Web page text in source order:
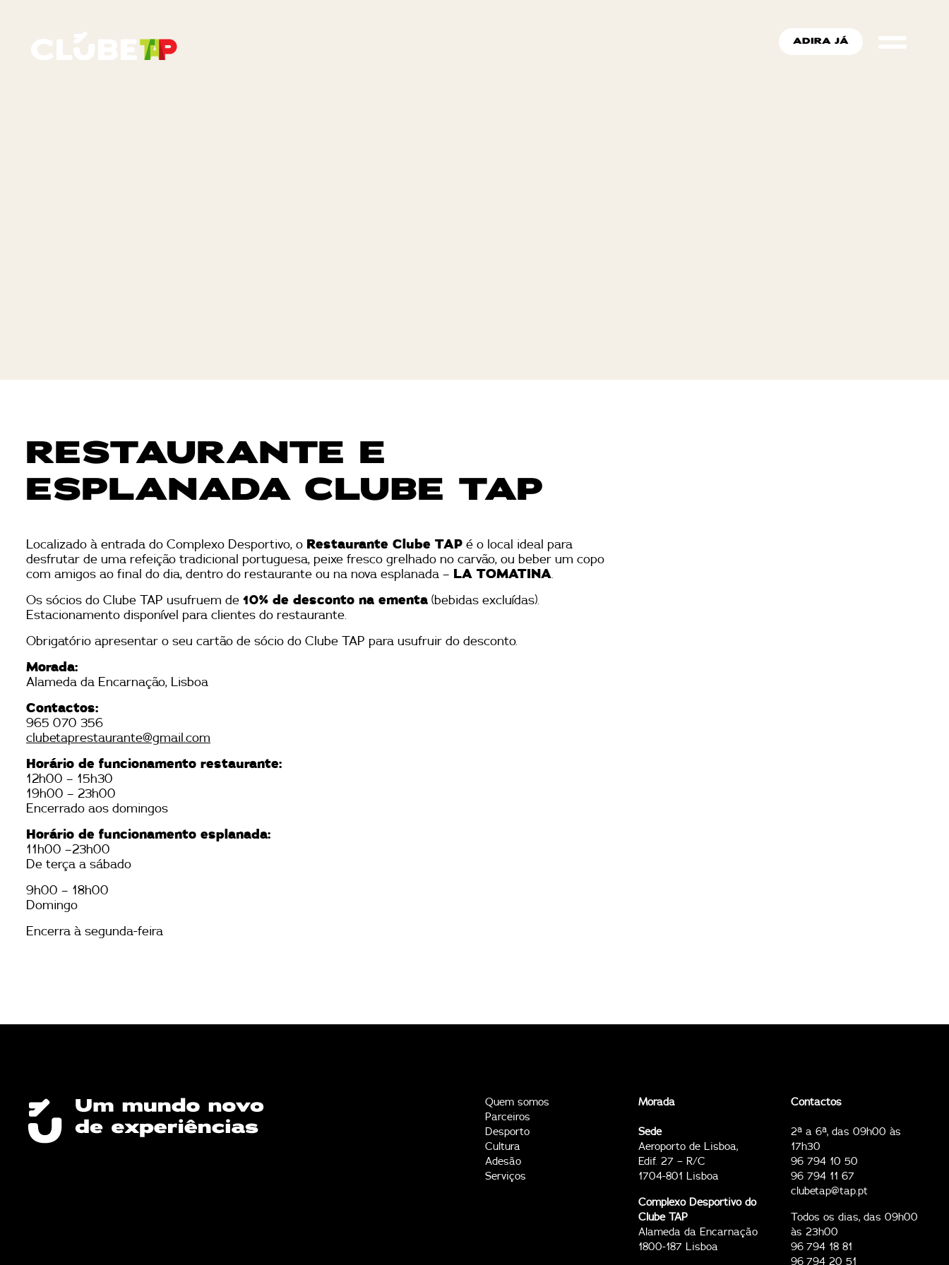
ADIRA JÁ
RESTAURANTE E
ESPLANADA CLUBE TAP
Localizado à entrada do Complexo Desportivo, o Restaurante Clube TAP é o local ideal para
desfrutar de uma refeição tradicional portuguesa, peixe fresco grelhado no carvão, ou beber um copo
com amigos ao final do dia, dentro do restaurante ou na nova esplanada – LA TOMATINA.
Os sócios do Clube TAP usufruem de 10% de desconto na ementa (bebidas excluídas).
Estacionamento disponível para clientes do restaurante.
Obrigatório apresentar o seu cartão de sócio do Clube TAP para usufruir do desconto.
Morada:
Alameda da Encarnação, Lisboa
Contactos:
965 070 356
clubetaprestaurante@gmail.com
Horário de funcionamento restaurante:
12h00 – 15h30
19h00 – 23h00
Encerrado aos domingos
Horário de funcionamento esplanada:
11h00 –23h00
De terça a sábado
9h00 – 18h00
Domingo
Encerra à segunda-feira
Quem somos
Parceiros
Desporto
Cultura
Adesão
Serviços
Morada
Sede
Aeroporto de Lisboa,
Edif. 27 – R/C
1704-801 Lisboa
Complexo Desportivo do
Clube TAP
Alameda da Encarnação
1800-187 Lisboa
Contactos
2ª a 6ª, das 09h00 às
17h30
96 794 10 50
96 794 11 67
clubetap@tap.pt
Todos os dias, das 09h00
às 23h00
96 794 18 81
96 794 20 51